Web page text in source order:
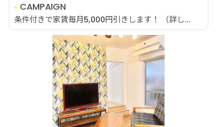
CAMPAIGN
条件付きで家賃毎月5,000円引きします！ （詳し...